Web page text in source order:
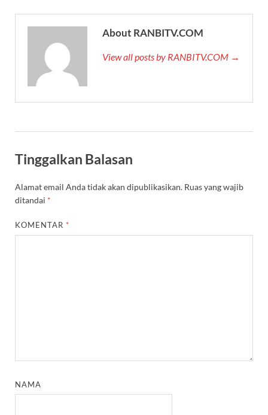
About RANBITV.COM
View all posts by RANBITV.COM →
Tinggalkan Balasan
Alamat email Anda tidak akan dipublikasikan. Ruas yang wajib
ditandai *
KOMENTAR *
NAMA